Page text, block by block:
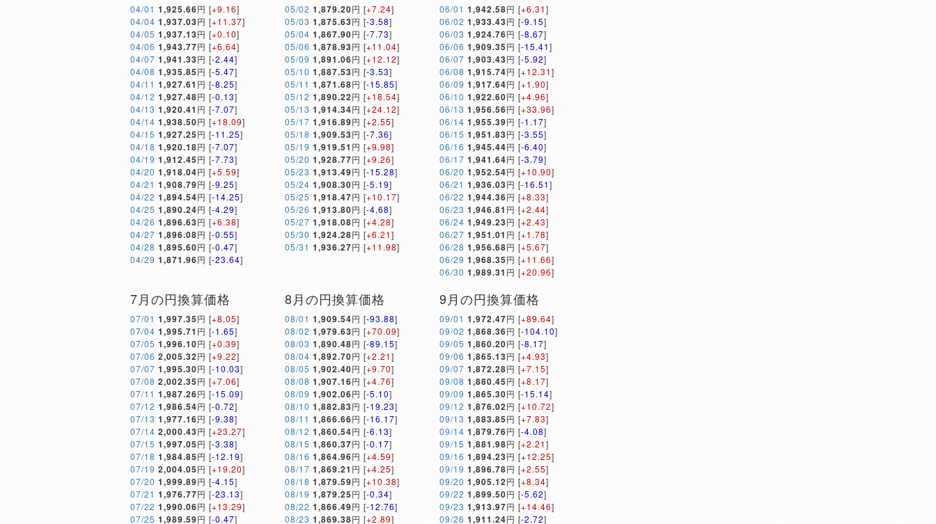
04/01 1,925.66円 [+9.16]
04/04 1,937.03円 [+11.37]
04/05 1,937.13円 [+0.10]
04/06 1,943.77円 [+6.64]
04/07 1,941.33円 [-2.44]
04/08 1,935.85円 [-5.47]
04/11 1,927.61 円 [-8.25]
04/12 1,927.48円 [-0.13]
04/13 1,920.41 円 [-7.07]
04/14 1,938.50円 [+18.09]
04/15 1,927.25円 [-11.25]
04/18 1,920.18円 [-7.07]
04/19 1,912.45円 [-7.73]
04/20 1,918.04円 [+5.59]
04/21 1,908.79円 [-9.25]
04/22 1,894.54円 [-14.25]
04/25 1,890.24円 [-4.29]
04/26 1,896.63円 [+6.38]
04/27 1,896.08円 [-0.55]
04/28 1,895.60円 [-0.47]
04/29 1,871.96円 [-23.64]
05/02 1,879.20円 [+7.24]
05/03 1,875.63円 [-3.58]
05/04 1,867.90円 [-7.73]
05/06 1,878.93円 [+11.04]
05/09 1,891.06円 [+12.12]
05/10 1,887.53円 [-3.53]
05/11 1,871.68円 [-15.85]
05/12 1,890.22円 [+18.54]
05/13 1,914.34円 [+24.12]
05/17 1,916.89円 [+2.55]
05/18 1,909.53円 [-7.36]
05/19 1,919.51 円 [+9.98]
05/20 1,928.77円 [+9.26]
05/23 1,913.49円 [-15.28]
05/24 1,908.30円 [-5.19]
05/25 1,918.47円 [+10.17]
05/26 1,913.80円 [-4.68]
05/27 1,918.08円 [+4.28]
05/30 1,924.28円 [+6.21]
05/31 1,936.27円 [+11.98]
06/01 1,942.58円 [+6.31]
06/02 1,933.43円 [-9.15]
06/03 1,924.76円 [-8.67]
06/06 1,909.35円 [-15.41]
06/07 1,903.43円 [-5.92]
06/08 1,915.74円 [+12.31]
06/09 1,917.64円 [+1.90]
06/10 1,922.60円 [+4.96]
06/13 1,956.56円 [+33.96]
06/14 1,955.39円 [-1.17]
06/15 1,951.83円 [-3.55]
06/16 1,945.44円 [-6.40]
06/17 1,941.64円 [-3.79]
06/20 1,952.54円 [+10.90]
06/21 1,936.03円 [-16.51]
06/22 1,944.36円 [+8.33]
06/23 1,946.81 円 [+2.44]
06/24 1,949.23円 [+2.43]
06/27 1,951.01 円 [+1.78]
06/28 1,956.68円 [+5.67]
06/29 1,968.35円 [+11.66]
06/30 1,989.31 円 [+20.96]
7月の円換算価格
07/01 1,997.35円 [+8.05]
07/04 1,995.71 円 [-1.65]
07/05 1,996.10円 [+0.39]
07/06 2,005.32円 [+9.22]
07/07 1,995.30円 [-10.03]
07/08 2,002.35円 [+7.06]
07/11 1,987.26円 [-15.09]
07/12 1,986.54円 [-0.72]
07/13 1,977.16円 [-9.38]
07/14 2,000.43円 [+23.27]
07/15 1,997.05円 [-3.38]
07/18 1,984.85円 [-12.19]
07/19 2,004.05円 [+19.20]
07/20 1,999.89円 [-4.15]
07/21 1,976.77円 [-23.13]
07/22 1,990.06円 [+13.29]
07/25 1,989.59円 [-0.47]
8月の円換算価格
08/01 1,909.54円 [-93.88]
08/02 1,979.63円 [+70.09]
08/03 1,890.48円 [-89.15]
08/04 1,892.70円 [+2.21]
08/05 1,902.40円 [+9.70]
08/08 1,907.16円 [+4.76]
08/09 1,902.06円 [-5.10]
08/10 1,882.83円 [-19.23]
08/11 1,866.66円 [-16.17]
08/12 1,860.54円 [-6.13]
08/15 1,860.37円 [-0.17]
08/16 1,864.96円 [+4.59]
08/17 1,869.21 円 [+4.25]
08/18 1,879.59円 [+10.38]
08/19 1,879.25円 [-0.34]
08/22 1,866.49円 [-12.76]
08/23 1,869.38円 [+2.89]
9月の円換算価格
09/01 1,972.47円 [+89.64]
09/02 1,868.36円 [-104.10]
09/05 1,860.20円 [-8.17]
09/06 1,865.13円 [+4.93]
09/07 1,872.28円 [+7.15]
09/08 1,880.45円 [+8.17]
09/09 1,865.30円 [-15.14]
09/12 1,876.02円 [+10.72]
09/13 1,883.85円 [+7.83]
09/14 1,879.76円 [-4.08]
09/15 1,881.98円 [+2.21]
09/16 1,894.23円 [+12.25]
09/19 1,896.78円 [+2.55]
09/20 1,905.12円 [+8.34]
09/22 1,899.50円 [-5.62]
09/23 1,913.97円 [+14.46]
09/26 1,911.24円 [-2.72]